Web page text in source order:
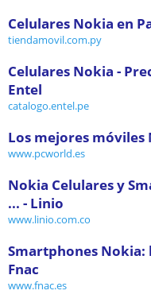
Celulares Nokia en
tiendamovil.com.py
Celulares Nokia -
Entel
catalogo.entel.pe
Los mejores móviles
www.pcworld.es
Nokia Celulares y
... - Linio
www.linio.com.co
Smartphones Nokia:
Fnac
www.fnac.es